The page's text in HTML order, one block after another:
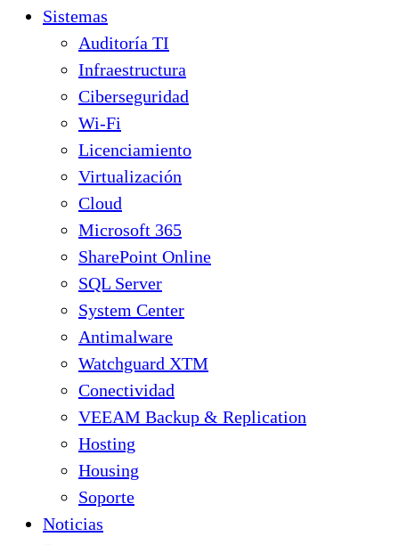
Sistemas
Auditoría TI
Infraestructura
Ciberseguridad
Wi-Fi
Licenciamiento
Virtualización
Cloud
Microsoft 365
SharePoint Online
SQL Server
System Center
Antimalware
Watchguard XTM
Conectividad
VEEAM Backup & Replication
Hosting
Housing
Soporte
Noticias